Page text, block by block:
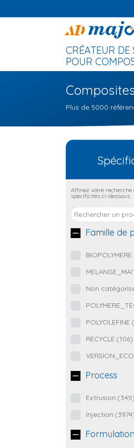
CRÉATEUR
POUR
Plus de 5000
Affinez votre recherche
spécificités ci-dessous
Famille de
BIOPOLYMERE
Non
POLYOLEFINE
RECYCLE (106)
Process
Extrusion (345)
Injection
Formulation